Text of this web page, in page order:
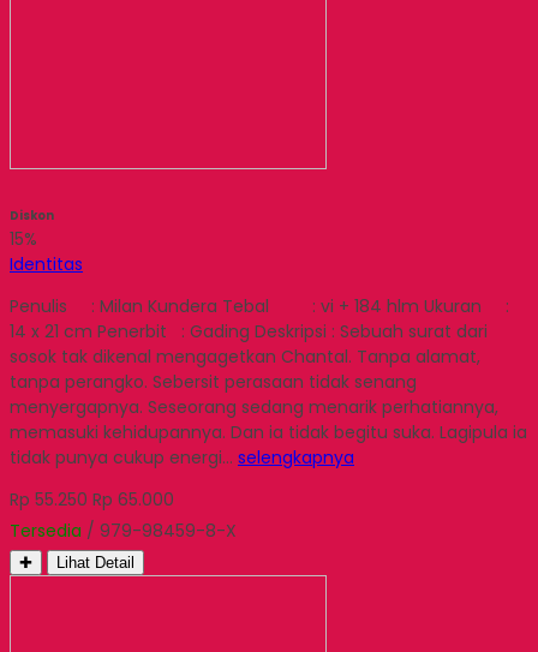
Diskon
15%
Identitas
Penulis : Milan Kundera Tebal : vi + 184 hlm Ukuran :
14 x 21 cm Penerbit : Gading Deskripsi : Sebuah surat dari
sosok tak dikenal mengagetkan Chantal. Tanpa alamat,
tanpa perangko. Sebersit perasaan tidak senang
menyergapnya. Seseorang sedang menarik perhatiannya,
memasuki kehidupannya. Dan ia tidak begitu suka. Lagipula ia
tidak punya cukup energi… selengkapnya
Rp 55.250 Rp 65.000
Tersedia / 979-98459-8-X
✚ Lihat Detail